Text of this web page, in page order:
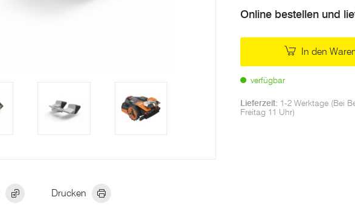
Drucken
Online bestellen und
In den
verfügbar
Lieferzeit: 1-2 Werktage (Bei
Freitag 11 Uhr)